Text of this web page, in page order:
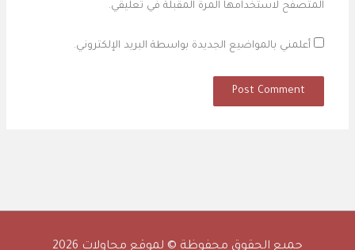
المتصفح لاستخدامها المرة المقبلة في تعليقي.
أعلمني بالمواضيع الجديدة بواسطة البريد الإلكتروني.
جميع الحقوق محفوظة © لموقع محاولات 2026